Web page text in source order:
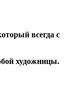
всегда с
художницы.